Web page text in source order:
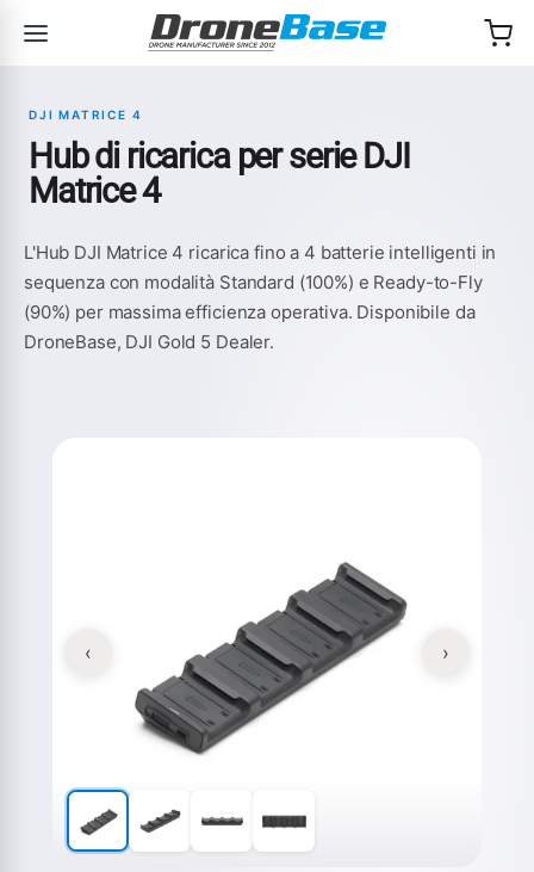
DJI MATRICE 4
Hub di ricarica per serie DJI
Matrice 4
L'Hub DJI Matrice 4 ricarica fino a 4 batterie intelligenti in
sequenza con modalità Standard (100%) e Ready-to-Fly
(90%) per massima efficienza operativa. Disponibile da
DroneBase, DJI Gold 5 Dealer.
‹ ›